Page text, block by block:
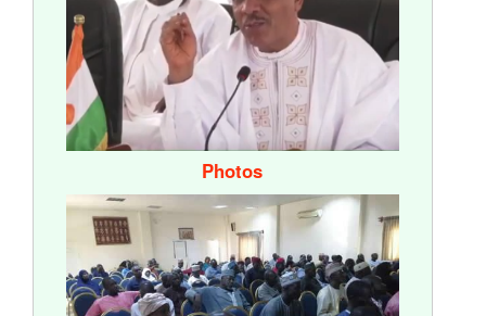
Photos